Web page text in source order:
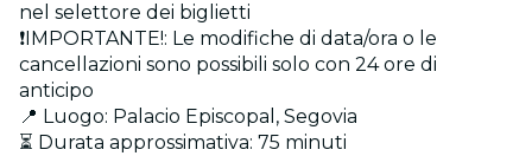
nel selettore dei biglietti
❗IMPORTANTE!: Le modifiche di data/ora o le
cancellazioni sono possibili solo con 24 ore di
anticipo
📍 Luogo: Palacio Episcopal, Segovia
⏳ Durata approssimativa: 75 minuti